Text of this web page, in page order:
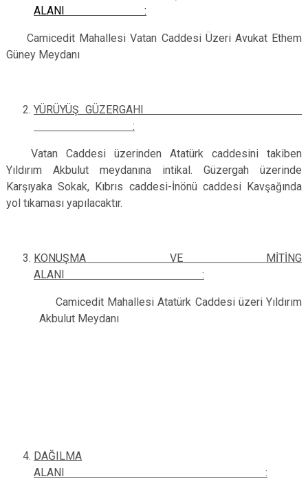
ALANI :
Camicedit Mahallesi Vatan Caddesi Üzeri Avukat Ethem
Güney Meydanı
YÜRÜYÜŞ GÜZERGAHI
:
Vatan Caddesi üzerinden Atatürk caddesini takiben
Yıldırım Akbulut meydanına intikal. Güzergah üzerinde
Karşıyaka Sokak, Kıbrıs caddesi-İnönü caddesi Kavşağında
yol tıkaması yapılacaktır.
KONUŞMA VE MİTİNG
ALANI :
Camicedit Mahallesi Atatürk Caddesi üzeri Yıldırım
Akbulut Meydanı
DAĞILMA
ALANI :